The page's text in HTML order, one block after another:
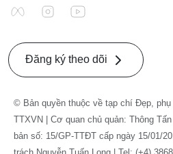
Đăng ký theo dõi
© Bản quyền thuộc về tạp chí Đẹp,
TTXVN | Cơ quan chủ quản: Thông
bản số: 15/GP-TTĐT cấp ngày 15/01/